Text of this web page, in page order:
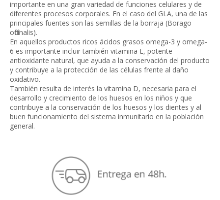
importante en una gran variedad de funciones celulares y de
diferentes procesos corporales. En el caso del GLA, una de las
principales fuentes son las semillas de la borraja (Borago
officinalis).
En aquellos productos ricos ácidos grasos omega-3 y omega-
6 es importante incluir también vitamina E, potente
antioxidante natural, que ayuda a la conservación del producto
y contribuye a la protección de las células frente al daño
oxidativo.
También resulta de interés la vitamina D, necesaria para el
desarrollo y crecimiento de los huesos en los niños y que
contribuye a la conservación de los huesos y los dientes y al
buen funcionamiento del sistema inmunitario en la población
general.